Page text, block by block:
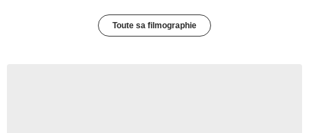
Toute sa filmographie